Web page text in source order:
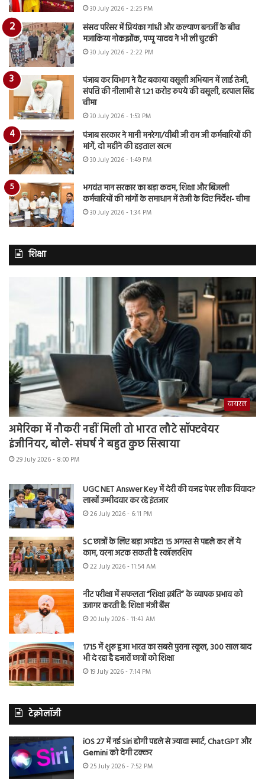
30 July 2026 - 2:25 PM
संसद परिसर में प्रियंका गांधी और कल्याण बनर्जी के बीच
मजाकिया नोकझोंक, पप्पू यादव ने भी ली चुटकी
30 July 2026 - 2:22 PM
पंजाब कर विभाग ने वैट बकाया वसूली अभियान में लाई तेजी,
संपत्ति की नीलामी से 1.21 करोड़ रुपये की वसूली, हरपाल सिंह
चीमा
30 July 2026 - 1:53 PM
पंजाब सरकार ने मानी मनरेगा/वीबी जी राम जी कर्मचारियों की
मांगें, दो महीने की हड़ताल खत्म
30 July 2026 - 1:49 PM
भगवंत मान सरकार का बड़ा कदम, शिक्षा और बिजली
कर्मचारियों की मांगों के समाधान में तेजी के दिए निर्देश- चीमा
30 July 2026 - 1:34 PM
शिक्षा
वायरल
अमेरिका में नौकरी नहीं मिली तो भारत लौटे सॉफ्टवेयर
इंजीनियर, बोले- संघर्ष ने बहुत कुछ सिखाया
29 July 2026 - 8:00 PM
UGC NET Answer Key में देरी की वजह पेपर लीक विवाद?
लाखों उम्मीदवार कर रहे इंतजार
26 July 2026 - 6:11 PM
SC छात्रों के लिए बड़ा अपडेट! 15 अगस्त से पहले कर लें ये
काम, वरना अटक सकती है स्कॉलरशिप
22 July 2026 - 11:54 AM
नीट परीक्षा में सफलता “शिक्षा क्रांति” के व्यापक प्रभाव को
उजागर करती है: शिक्षा मंत्री बैंस
20 July 2026 - 11:43 AM
1715 में शुरू हुआ भारत का सबसे पुराना स्कूल, 300 साल बाद
भी दे रहा है हजारों छात्रों को शिक्षा
19 July 2026 - 7:14 PM
टेक्नोलॉजी
iOS 27 में नई Siri होगी पहले से ज्यादा स्मार्ट, ChatGPT और
Gemini को देगी टक्कर
25 July 2026 - 7:52 PM